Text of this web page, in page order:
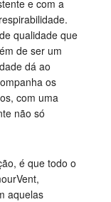
e com a
qualidade que
de ser um
dá ao
os
com uma
não só
é que todo o
aquelas